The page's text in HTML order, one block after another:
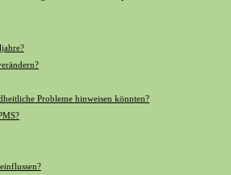
Probleme hinweisen ‌könnten?